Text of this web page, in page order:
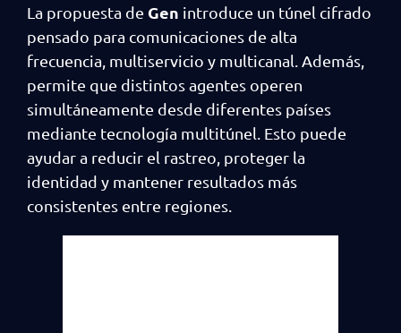
La propuesta de Gen introduce un túnel cifrado
pensado para comunicaciones de alta
frecuencia, multiservicio y multicanal. Además,
permite que distintos agentes operen
simultáneamente desde diferentes países
mediante tecnología multitúnel. Esto puede
ayudar a reducir el rastreo, proteger la
identidad y mantener resultados más
consistentes entre regiones.